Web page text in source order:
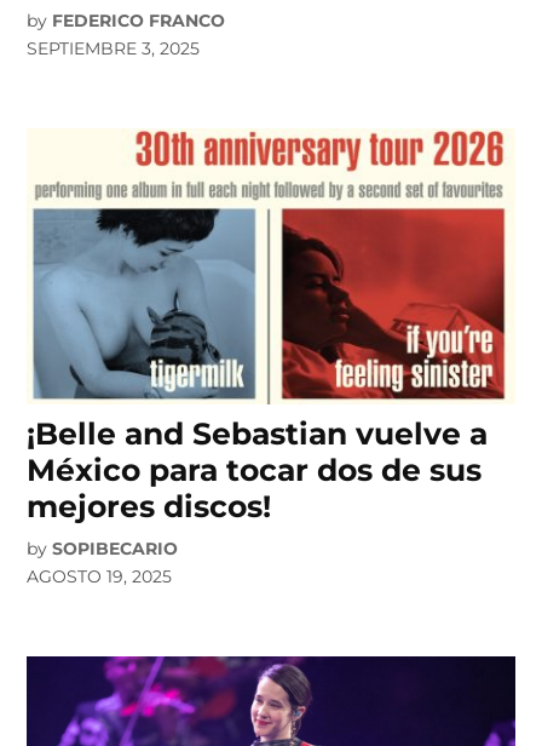
by FEDERICO FRANCO
SEPTIEMBRE 3, 2025
¡Belle and Sebastian vuelve a
México para tocar dos de sus
mejores discos!
by SOPIBECARIO
AGOSTO 19, 2025